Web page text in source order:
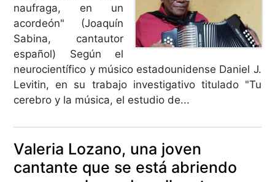
naufraga, en un
acordeón" (Joaquín
Sabina, cantautor
español) Según el
neurocientífico y músico estadounidense Daniel J.
Levitin, en su trabajo investigativo titulado "Tu
cerebro y la música, el estudio de...
Valeria Lozano, una joven
cantante que se está abriendo